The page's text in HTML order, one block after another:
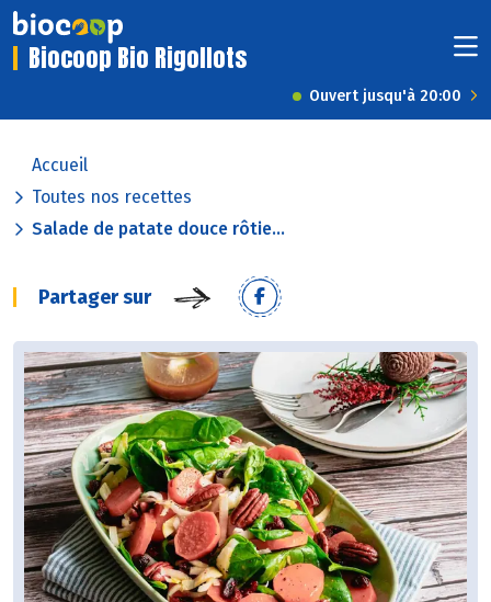
Biocoop Bio Rigollots
Ouvert jusqu'à 20:00
Accueil
Toutes nos recettes
Salade de patate douce rôtie...
Partager sur